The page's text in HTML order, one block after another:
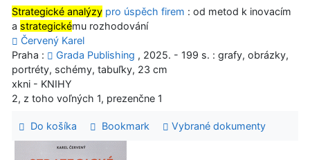
Strategické analýzy pro úspěch firem : od metod k inovacím
a strategickému rozhodování
Červený Karel
Praha :
Grada Publishing , 2025. - 199 s. : grafy, obrázky,
portréty, schémy, tabuľky, 23 cm
xkni - KNIHY
2, z toho voľných 1, prezenčne 1
Do košíka Bookmark Vybrané dokumenty